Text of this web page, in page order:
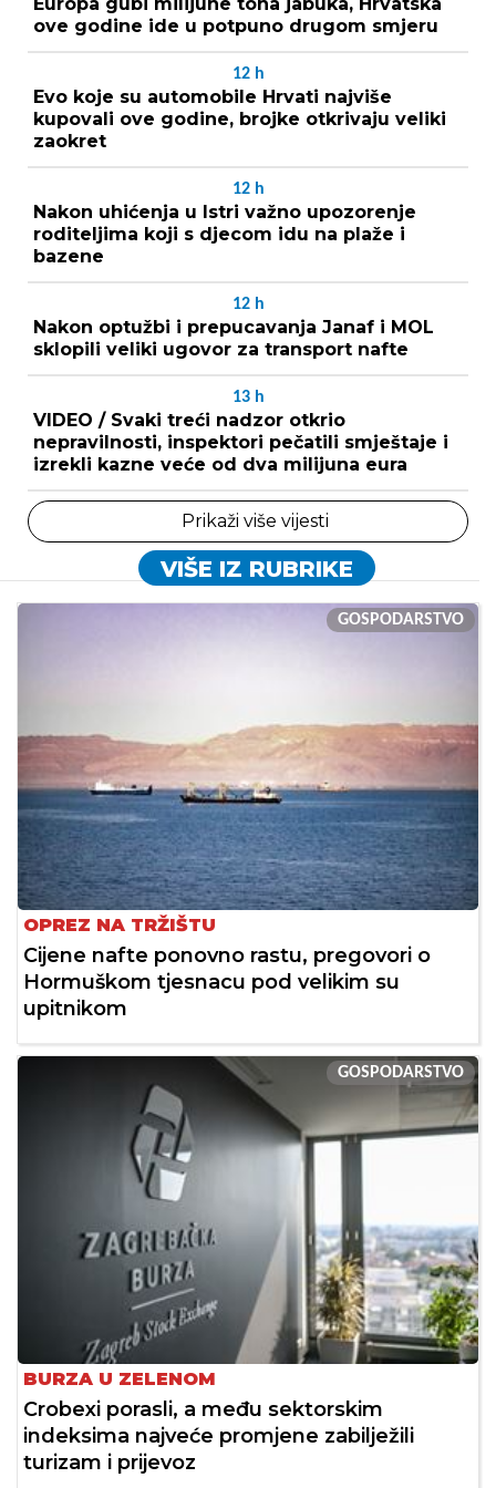
ove godine ide u potpuno drugom smjeru
12 h
Evo koje su automobile Hrvati najviše
kupovali ove godine, brojke otkrivaju veliki
zaokret
12 h
Nakon uhićenja u Istri važno upozorenje
roditeljima koji s djecom idu na plaže i
bazene
12 h
Nakon optužbi i prepucavanja Janaf i MOL
sklopili veliki ugovor za transport nafte
13 h
VIDEO / Svaki treći nadzor otkrio
nepravilnosti, inspektori pečatili smještaje i
izrekli kazne veće od dva milijuna eura
Prikaži više vijesti
VIŠE IZ RUBRIKE
GOSPODARSTVO
OPREZ NA TRŽIŠTU
Cijene nafte ponovno rastu, pregovori o
Hormuškom tjesnacu pod velikim su
upitnikom
GOSPODARSTVO
BURZA U ZELENOM
Crobexi porasli, a među sektorskim
indeksima najveće promjene zabilježili
turizam i prijevoz